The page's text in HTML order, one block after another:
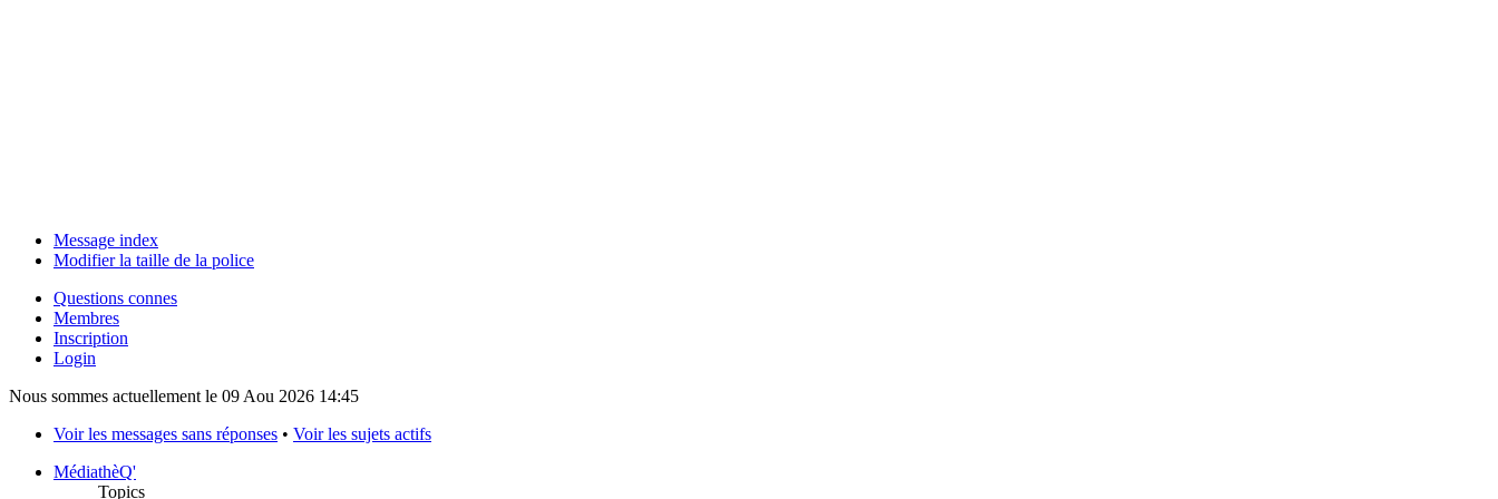
Message index
Modifier la taille de la police
Questions connes
Membres
Inscription
Login
Nous sommes actuellement le 09 Aou 2026 14:45
Voir les messages sans réponses • Voir les sujets actifs
MédiathèQ'
Topics